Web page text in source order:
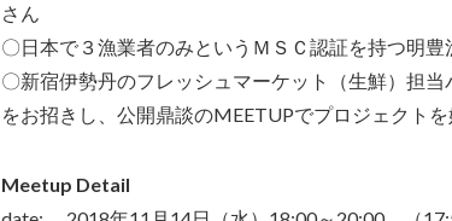
さん
〇日本で３漁業者のみというＭＳＣ認証を持つ明豊
〇新宿伊勢丹のフレッシュマーケット（生鮮）担当
をお招きし、公開鼎談のMEETUPでプロジェクトを
Meetup Detail